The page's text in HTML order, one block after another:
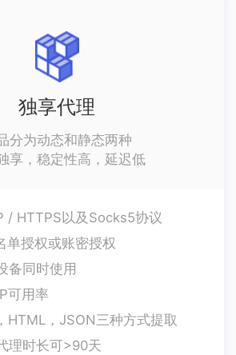
独享代理
分为动态和静态两种
享，稳定性高，延迟低
/ HTTPS以及Socks5协议
单授权或账密授权
备同时使用
可用率
HTML，JSON三种方式提取
理时长可>90天